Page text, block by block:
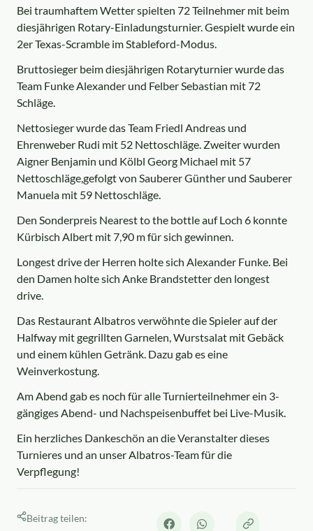
Bei traumhaftem Wetter spielten 72 Teilnehmer mit beim
diesjährigen Rotary-Einladungsturnier. Gespielt wurde ein
2er Texas-Scramble im Stableford-Modus.
Bruttosieger beim diesjährigen Rotaryturnier wurde das
Team Funke Alexander und Felber Sebastian mit 72
Schläge.
Nettosieger wurde das Team Friedl Andreas und
Ehrenweber Rudi mit 52 Nettoschläge. Zweiter wurden
Aigner Benjamin und Kölbl Georg Michael mit 57
Nettoschläge,gefolgt von Sauberer Günther und Sauberer
Manuela mit 59 Nettoschläge.
Den Sonderpreis Nearest to the bottle auf Loch 6 konnte
Kürbisch Albert mit 7,90 m für sich gewinnen.
Longest drive der Herren holte sich Alexander Funke. Bei
den Damen holte sich Anke Brandstetter den longest
drive.
Das Restaurant Albatros verwöhnte die Spieler auf der
Halfway mit gegrillten Garnelen, Wurstsalat mit Gebäck
und einem kühlen Getränk. Dazu gab es eine
Weinverkostung.
Am Abend gab es noch für alle Turnierteilnehmer ein 3-
gängiges Abend- und Nachspeisenbuffet bei Live-Musik.
Ein herzliches Dankeschön an die Veranstalter dieses
Turnieres und an unser Albatros-Team für die
Verpflegung!
Beitrag teilen: